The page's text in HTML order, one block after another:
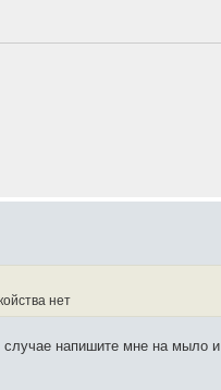
нет
случае напишите мне на мыло и